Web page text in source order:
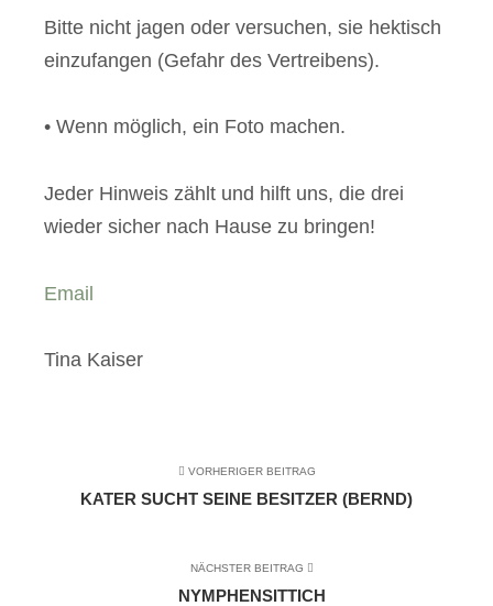
Bitte nicht jagen oder versuchen, sie hektisch
einzufangen (Gefahr des Vertreibens).
• Wenn möglich, ein Foto machen.
Jeder Hinweis zählt und hilft uns, die drei
wieder sicher nach Hause zu bringen!
Email
Tina Kaiser
VORHERIGER BEITRAG
KATER SUCHT SEINE BESITZER (BERND)
NÄCHSTER BEITRAG
NYMPHENSITTICH